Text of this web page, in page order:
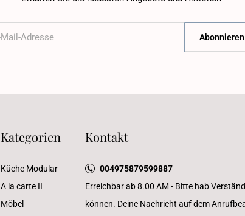
Abonnieren
Kategorien
Küche Modular
A la carte II
Möbel
Kontakt
004975879599887
Erreichbar ab 8.00 AM - Bitte hab
können. Deine Nachricht auf dem